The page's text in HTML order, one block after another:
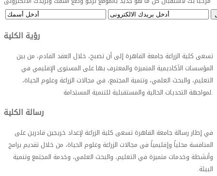
رؤية الكلية
تسعى كلية الزراعة جامعة القاهرة إلى أن تصبح، خلال العقد القادم، من بين
المؤسسات الأكاديمية المتميزة والمعترف بها على المستوى الإقليمي في
التعليم، والبحث العلمي، وتنمية المجتمع، في مجالات الزراعة وعلوم الحياة،
لمواجهة التحديات الحالية والمستقبلية للتنمية المستدامة.
في إطار رسالة جامعة القاهرة تسعى كلية الزراعة لإعداد خريجين قادرين على
المنافسة محلياً وإقليمياً فى مجالات الزراعة وعلوم الحياة، من خلال تقديم برامج
وأنشطة وخدمات متميزة في التعليم، والبحث العلمي، وخدمة المجتمع وتنمية
البيئة.